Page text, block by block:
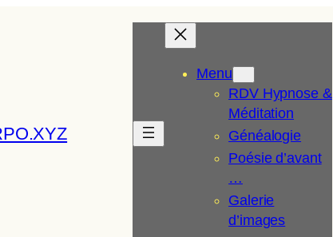
Menu
RDV Hypnose &
Méditation
Généalogie
Poésie d’avant
…
Galerie
d’images